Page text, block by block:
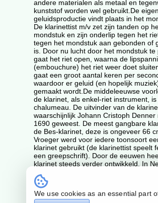
andere materialen als metaal en
kunststof worden wel gebruikt.De
geluidsproductie vindt plaats in het
De klarinettist m/v zet zijn tanden op
mondstuk en zijn onderlip tegen het
tegen het mondstuk aan gebonden of
is. Door nu lucht door het mondstuk te
gaat het riet open, waarna de
(embouchure) het riet weer doet
gaat een groot aantal keren per
waardoor er geluid (en hopelijk
gemaakt wordt.De middeleeuwse
de klarinet, als enkel-riet instrument, is
chalumeau. De uitvinder van de
waarschijnlijk Johann Cristoph Denner
1690 geweest. De meest gangbare
de Bes-klarinet, deze is ongeveer 66
Vroeger werd voor iedere toonsoort
klarinet gebruikt (de klarinettist speelt
een greepschrift). Door de eeuwen
klarinet steeds verder ontwikkeld. In
kleppen/brillen gebruikt. Duitsland en
zijn de laatste landen waar het (minder
logische) Albert en Oehler systeem
We use cookies as an essential part